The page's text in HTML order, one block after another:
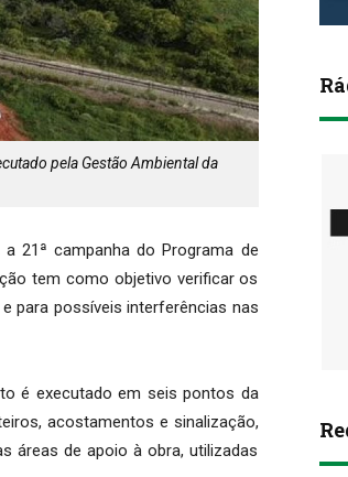
pela Gestão Ambiental da
21ª campanha do Programa de
tem como objetivo verificar os
para possíveis interferências nas
é executado em seis pontos da
acostamentos e sinalização,
áreas de apoio à obra, utilizadas